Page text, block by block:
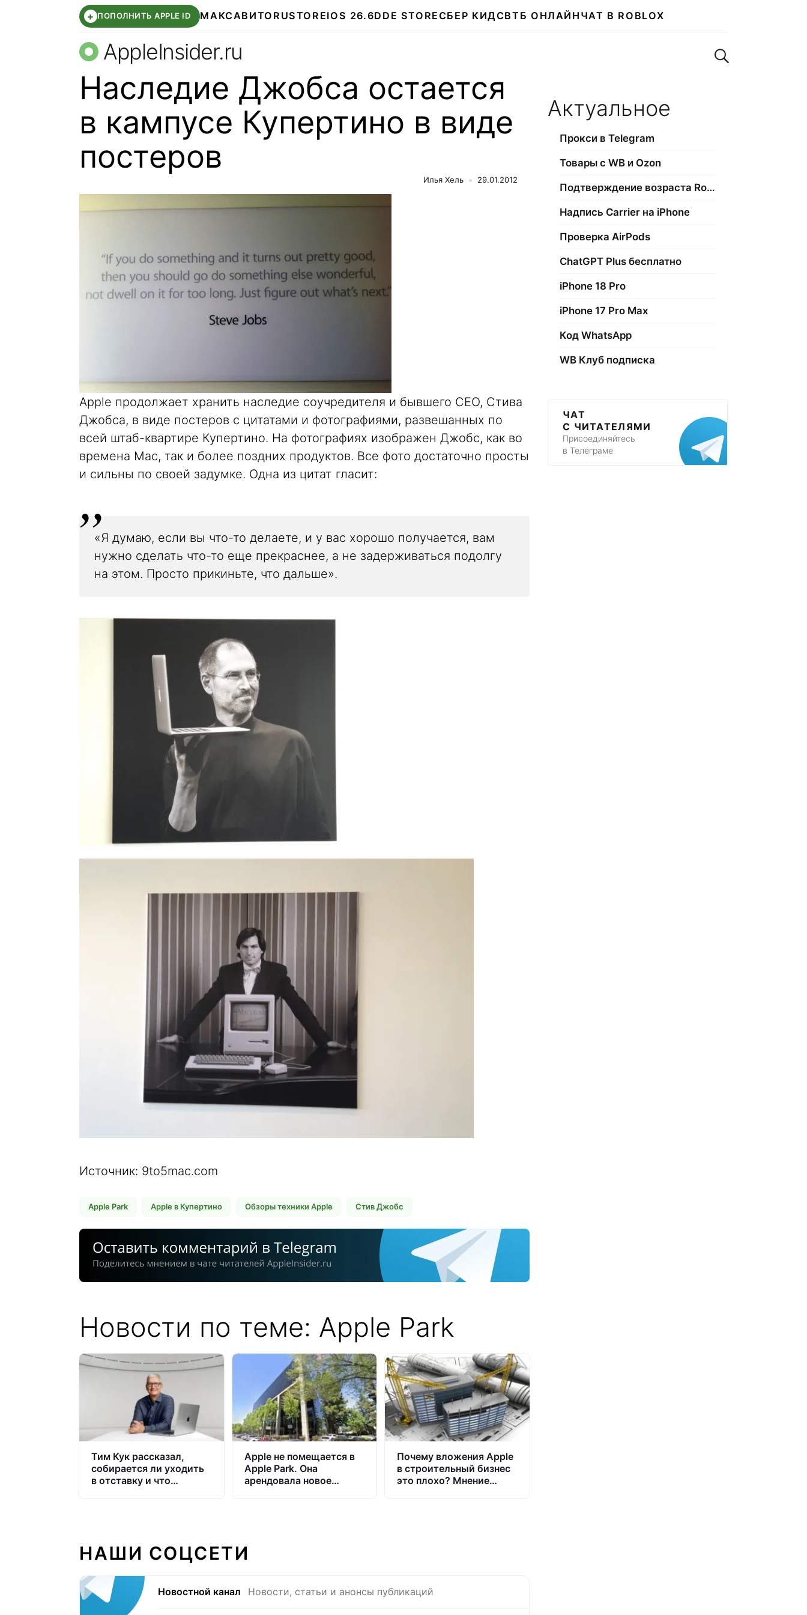
+ ПОПОЛНИТЬ APPLE ID МАКСАВИТО RUSTOREIOS 26.6DDE STORE СБЕР КИДСВТБ ОНЛАЙН ЧАТ В ROBLOX
AppleInsider.ru Поиск по сайту
Наследие Джобса остается
в кампусе Купертино в виде
постеров
Илья Хель 29.01.2012
Apple продолжает хранить наследие соучредителя и бывшего CEO, Стива
Джобса, в виде постеров с цитатами и фотографиями, развешанных по
всей штаб-квартире Купертино. На фотографиях изображен Джобс, как во
времена Mac, так и более поздних продуктов. Все фото достаточно просты
и сильны по своей задумке. Одна из цитат гласит:
«Я думаю, если вы что-то делаете, и у вас хорошо получается, вам
нужно сделать что-то еще прекраснее, а не задерживаться подолгу
на этом. Просто прикиньте, что дальше».
Источник: 9to5mac.com
Apple Park Apple в Купертино Обзоры техники Apple Стив Джобс
Новости по теме: Apple Park
Тим Кук рассказал,
собирается ли уходить
в отставку и что
Apple не помещается в
Apple Park. Она
арендовала новое
Почему вложения Apple
в строительный бизнес
это плохо? Мнение
НАШИ СОЦСЕТИ
Новостной канал Новости, статьи и анонсы публикаций
Актуальное
Прокси в Telegram
Товары с WB и Ozon
Подтверждение возраста Roblox
Надпись Carrier на iPhone
Проверка AirPods
ChatGPT Plus бесплатно
iPhone 18 Pro
iPhone 17 Pro Max
Код WhatsApp
WB Клуб подписка
ЧАТ
С ЧИТАТЕЛЯМИ
Присоединяйтесь
в Телеграме